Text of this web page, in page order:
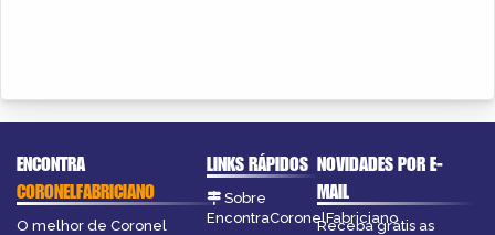
ENCONTRA
CORONELFABRICIANO
O melhor de Coronel
LINKS RÁPIDOS
Sobre
EncontraCoronelFabriciano
NOVIDADES POR E-
MAIL
Receba grátis as